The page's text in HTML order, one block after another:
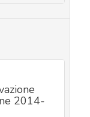
2014-